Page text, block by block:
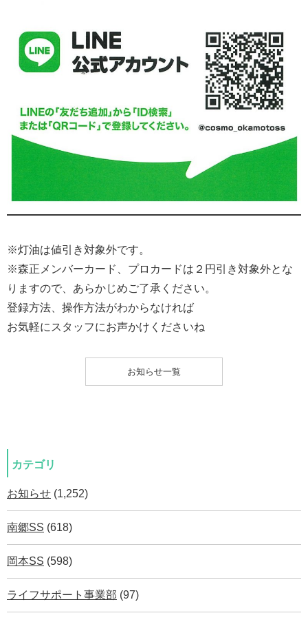
※灯油は値引き対象外です。
※森正メンバーカード、プロカードは２円引き対象外とな
りますので、あらかじめご了承ください。
登録方法、操作方法がわからなければ
お気軽にスタッフにお声かけくださいね
お知らせ一覧
カテゴリ
お知らせ (1,252)
南郷SS (618)
岡本SS (598)
ライフサポート事業部 (97)